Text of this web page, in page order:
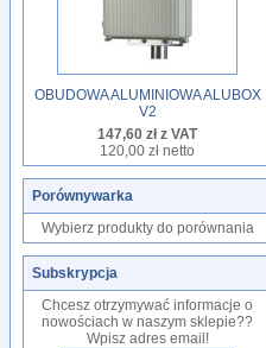
OBUDOWA ALUMINIOWA ALUBOX
V2
147,60 zł z VAT
120,00 zł netto
Porównywarka
Wybierz produkty do porównania
Subskrypcja
Chcesz otrzymywać informacje o
nowościach w naszym sklepie??
Wpisz adres email!